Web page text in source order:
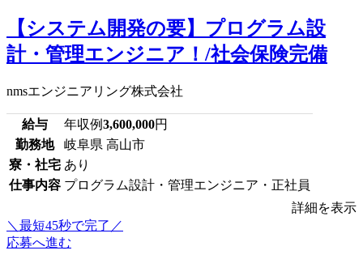
【システム開発の要】プログラム設
計・管理エンジニア！/社会保険完備
nmsエンジニアリング株式会社
給与 年収例3,600,000円
勤務地
岐阜県 高山市
寮・社宅 あり
仕事内容 プログラム設計・管理エンジニア・正社員
詳細を表示
＼最短45秒で完了／
応募へ進む